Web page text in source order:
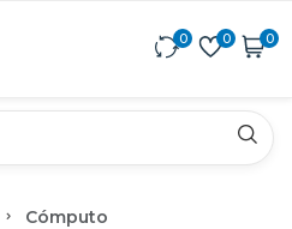
0 0 0
Cómputo